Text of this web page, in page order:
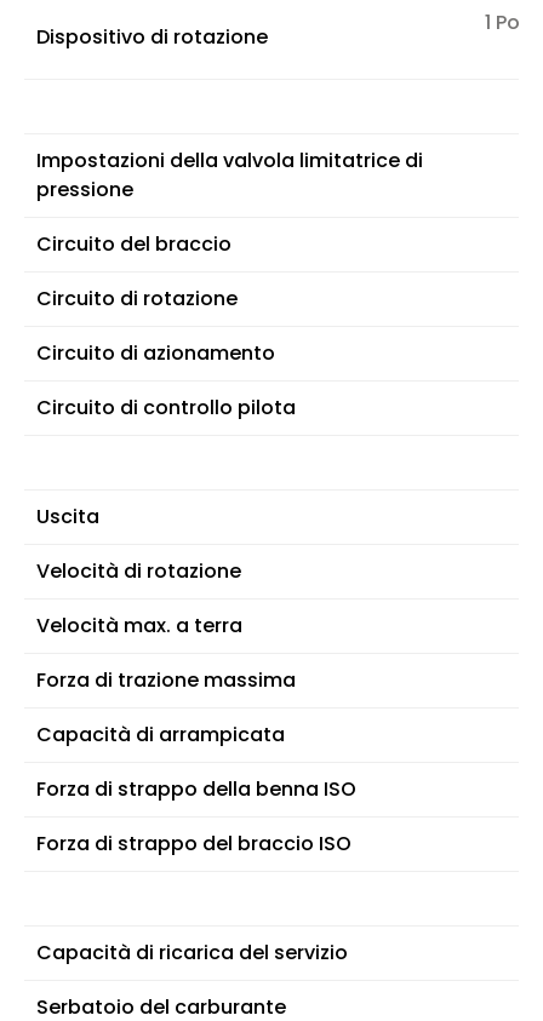
Dispositivo di rotazione
1
Impostazioni della valvola limitatrice di
pressione
Circuito del braccio
Circuito di rotazione
Circuito di azionamento
Circuito di controllo pilota
Uscita
Velocità di rotazione
Velocità max. a terra
Forza di trazione massima
Capacità di arrampicata
Forza di strappo della benna ISO
Forza di strappo del braccio ISO
Capacità di ricarica del servizio
Serbatoio del carburante